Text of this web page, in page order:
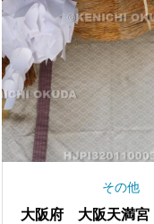
その他
和歌山県 くじら